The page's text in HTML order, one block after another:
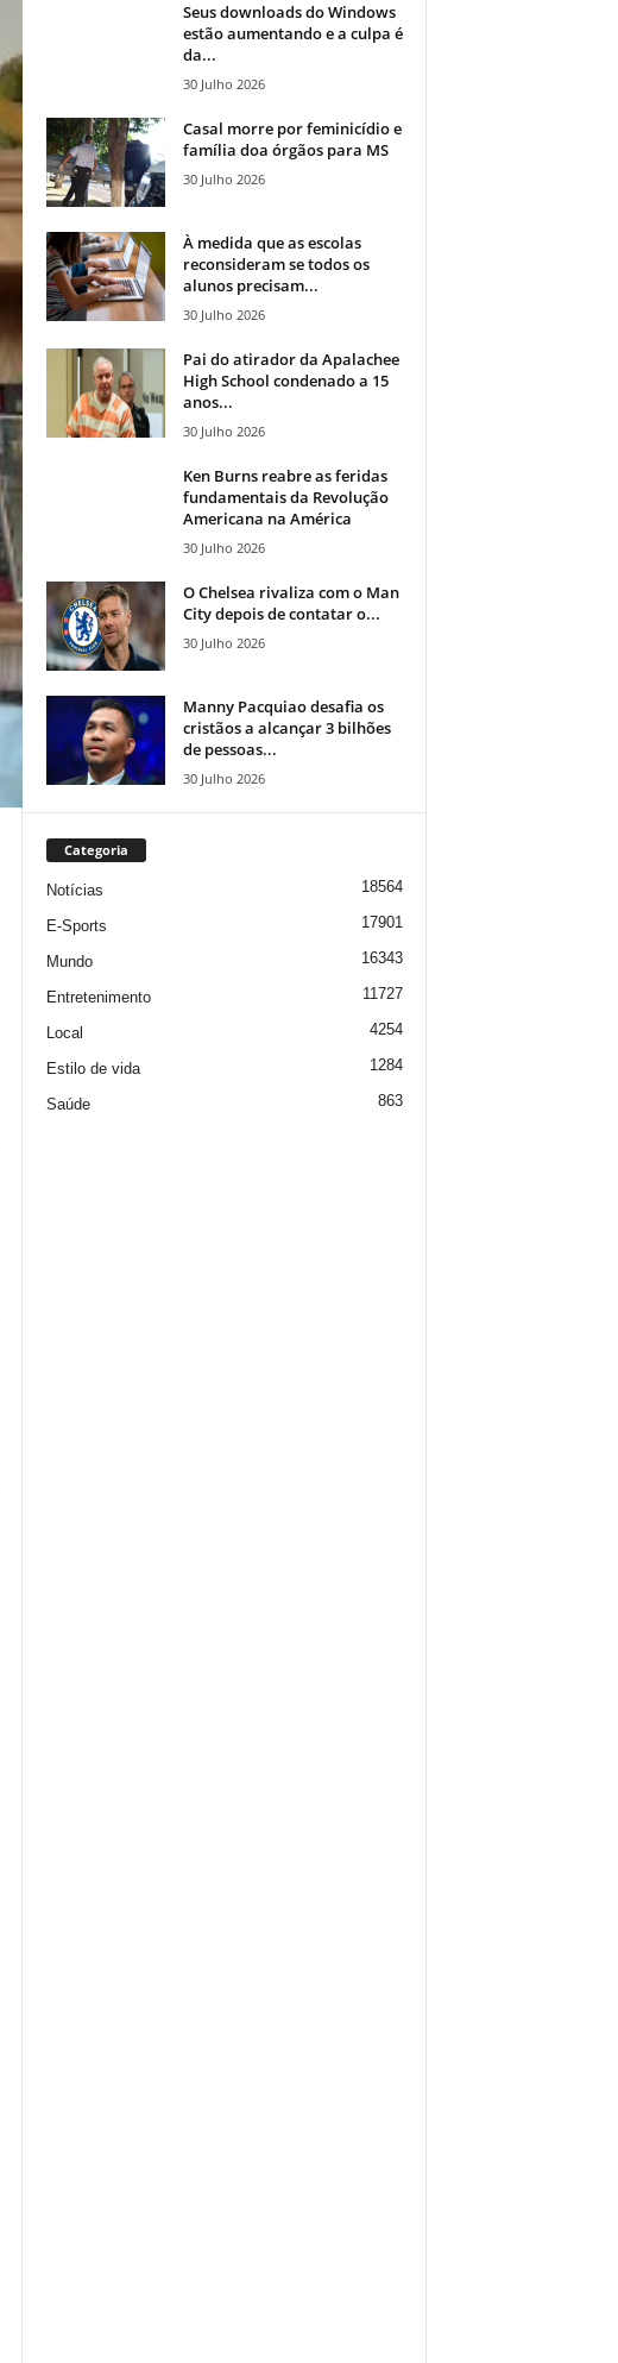
Seus downloads do Windows
estão aumentando e a culpa é
da...
30 Julho 2026
Casal morre por feminicídio e
família doa órgãos para MS
30 Julho 2026
À medida que as escolas
reconsideram se todos os
alunos precisam...
30 Julho 2026
Pai do atirador da Apalachee
High School condenado a 15
anos...
30 Julho 2026
Ken Burns reabre as feridas
fundamentais da Revolução
Americana na América
30 Julho 2026
O Chelsea rivaliza com o Man
City depois de contatar o...
30 Julho 2026
Manny Pacquiao desafia os
cristãos a alcançar 3 bilhões
de pessoas...
30 Julho 2026
Categoria
Notícias 18564
E-Sports 17901
Mundo 16343
Entretenimento 11727
Local 4254
Estilo de vida 1284
Saúde 863